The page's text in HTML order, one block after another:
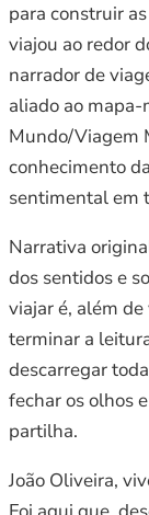
para construir
viajou ao redor
narrador de
aliado ao
Mundo/Viagem
conhecimento
sentimental em
Narrativa
dos sentidos e
viajar é, além
terminar a
descarregar
fechar os olhos
partilha.
João Oliveira,